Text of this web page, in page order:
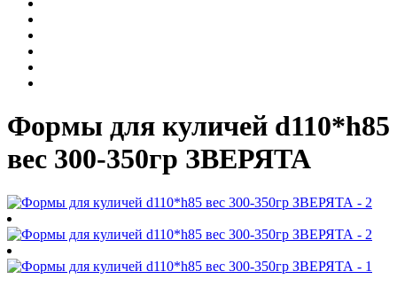
Формы для куличей d110*h85
вес 300-350гр ЗВЕРЯТА